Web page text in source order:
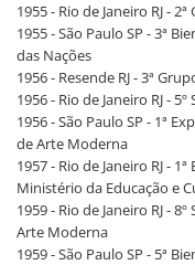
1955 - Rio de Janeiro RJ -
1955 - São Paulo SP - 3ª
das Nações
1956 - Resende RJ - 3ª
1956 - Rio de Janeiro RJ -
1956 - São Paulo SP - 1ª
de Arte Moderna
1957 - Rio de Janeiro RJ -
Ministério da Educação e
1959 - Rio de Janeiro RJ -
Arte Moderna
1959 - São Paulo SP - 5ª